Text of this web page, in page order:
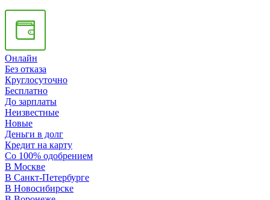
Онлайн
Без отказа
Круглосуточно
Бесплатно
До зарплаты
Неизвестные
Новые
Деньги в долг
Кредит на карту
Со 100% одобрением
В Москве
В Санкт-Петербурге
В Новосибирске